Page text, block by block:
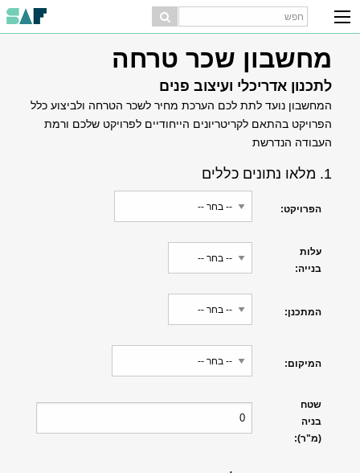
מחשבון שכר טרחה
לתכנון אדריכלי ועיצוב פנים
המחשבון נועד לתת לכם הערכת מחיר לשכר הטרחה ולביצוע כלל
הפרויקט בהתאם לקריטריונים הייחודיים לפרויקט שלכם ורמת
העבודה הנדרשת
1. מלאו נתונים כללים
הפרויקט:
עלות
בנייה:
המתכנן:
המיקום:
שטח
בניה
(מ"ר):